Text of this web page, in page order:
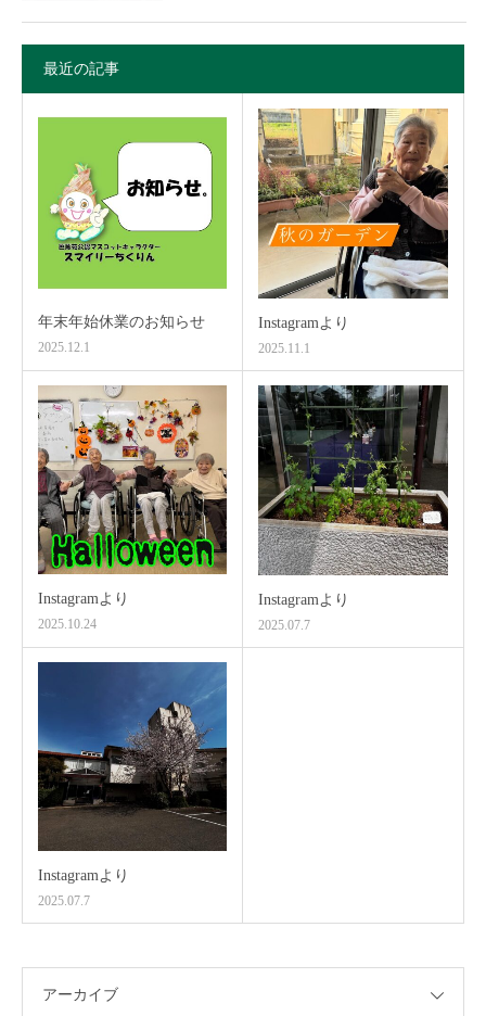
最近の記事
年末年始休業のお知らせ
2025.12.1
Instagramより
2025.11.1
Instagramより
2025.10.24
Instagramより
2025.07.7
Instagramより
2025.07.7
アーカイブ